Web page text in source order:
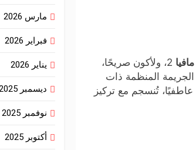
مافيا
2، ولأكون صريحًا،
المنظمة ذات
تُنسجم مع تركيز
مارس 2026
فبراير 2026
يناير 2026
ديسمبر 2025
نوفمبر 2025
أكتوبر 2025